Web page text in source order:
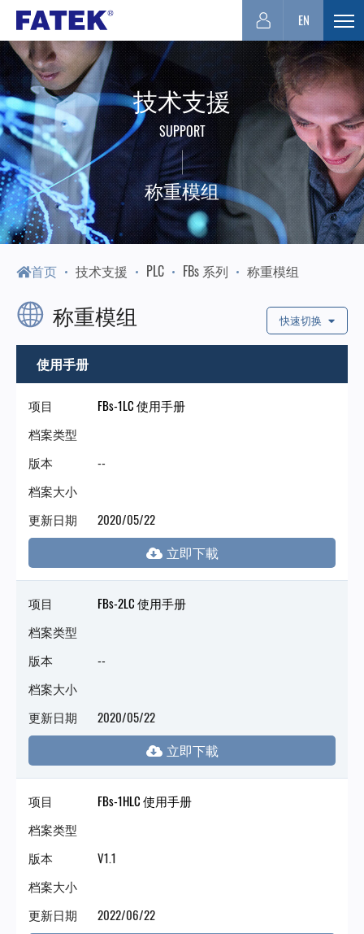
台
湾
FATEK
永
宏
PLC-
厦
门
永
陞
科
技
展
开
选
单
EN
技术支援
SUPPORT
称重模组
首页 技术支援 PLC FBs 系列 称重模组
快速切换
称重模组
使用手册
项目
FBs-1LC 使用手册
档案类型
版本
--
档案大小
更新日期
2020/05/22
项目
FBs-2LC 使用手册
档案类型
版本
--
档案大小
更新日期
2020/05/22
项目
FBs-1HLC 使用手册
档案类型
版本
V1.1
档案大小
更新日期
2022/06/22